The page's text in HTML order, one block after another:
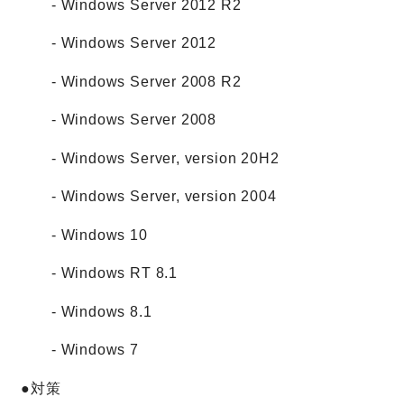
- Windows Server 2012 R2
- Windows Server 2012
- Windows Server 2008 R2
- Windows Server 2008
- Windows Server, version 20H2
- Windows Server, version 2004
- Windows 10
- Windows RT 8.1
- Windows 8.1
- Windows 7
●対策